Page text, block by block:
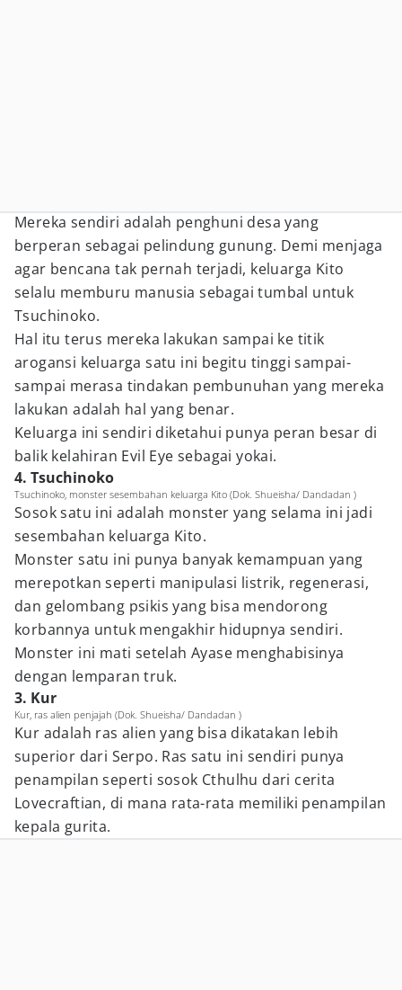
Mereka sendiri adalah penghuni desa yang
berperan sebagai pelindung gunung. Demi menjaga
agar bencana tak pernah terjadi, keluarga Kito
selalu memburu manusia sebagai tumbal untuk
Tsuchinoko.
Hal itu terus mereka lakukan sampai ke titik
arogansi keluarga satu ini begitu tinggi sampai-
sampai merasa tindakan pembunuhan yang mereka
lakukan adalah hal yang benar.
Keluarga ini sendiri diketahui punya peran besar di
balik kelahiran Evil Eye sebagai yokai.
4. Tsuchinoko
Tsuchinoko, monster sesembahan keluarga Kito (Dok. Shueisha/ Dandadan )
Sosok satu ini adalah monster yang selama ini jadi
sesembahan keluarga Kito.
Monster satu ini punya banyak kemampuan yang
merepotkan seperti manipulasi listrik, regenerasi,
dan gelombang psikis yang bisa mendorong
korbannya untuk mengakhir hidupnya sendiri.
Monster ini mati setelah Ayase menghabisinya
dengan lemparan truk.
3. Kur
Kur, ras alien penjajah (Dok. Shueisha/ Dandadan )
Kur adalah ras alien yang bisa dikatakan lebih
superior dari Serpo. Ras satu ini sendiri punya
penampilan seperti sosok Cthulhu dari cerita
Lovecraftian, di mana rata-rata memiliki penampilan
kepala gurita.